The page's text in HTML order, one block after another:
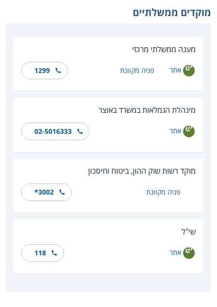
מוקדים ממשלתיים
מענה ממשלתי מרכזי
אתר פניה מקוונת 1299
מינהלת הגמלאות במשרד באוצר
אתר 02-5016333
מוקד רשות שוק ההון, ביטוח וחיסכון
פניה מקוונת *‎3002
שי"ל
אתר 118